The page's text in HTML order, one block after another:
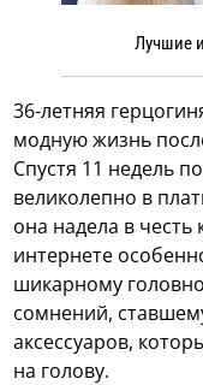
Лучшие
36-летняя
модную жизнь
Спустя 11 недель
великолепно в
она надела в
интернете
шикарному
сомнений,
аксессуаров,
на голову.